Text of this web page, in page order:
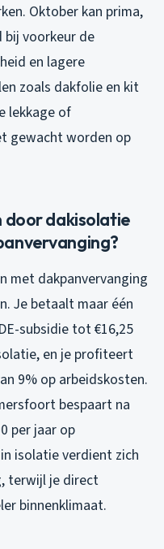
Oktober kan prima,
bij voorkeur de
en lagere
zoals dakfolie en kit
lekkage of
gewacht worden op
door dakisolatie
met dakpanvervanging
Je betaalt maar één
subsidie tot €16,25
en je profiteert
9% op arbeidskosten.
bespaart na
per jaar op
isolatie verdient zich
terwijl je direct
binnenklimaat.